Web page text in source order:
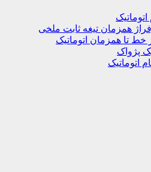
همزمان تیغه ثابت ملخی
خط تا همزمان اتوماتیک
پژواک
اتوماتیک